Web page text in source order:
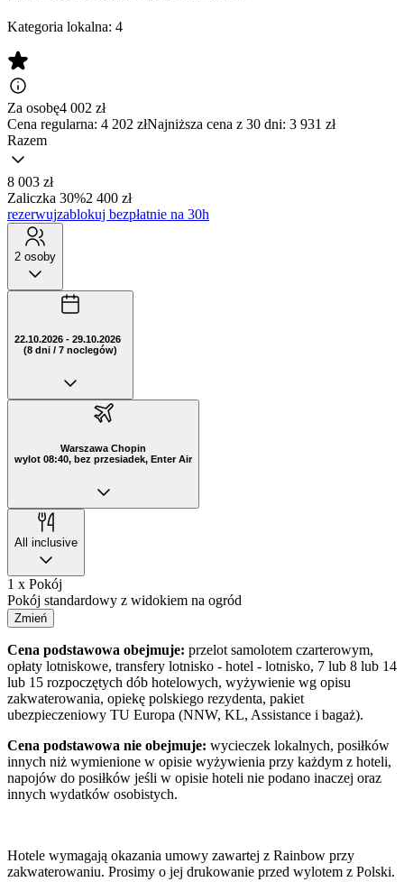
Kategoria lokalna: 4
Za osobę4 002 zł
Cena regularna: 4 202 złNajniższa cena z 30 dni: 3 931 zł
Razem
8 003 zł
Zaliczka 30%2 400 zł
rezerwujzablokuj bezpłatnie na 30h
2 osoby
22.10.2026 - 29.10.2026
(8 dni / 7 noclegów)
Warszawa Chopin
wylot 08:40, bez przesiadek, Enter Air
All inclusive
1 x Pokój
Pokój standardowy z widokiem na ogród
Zmień
Cena podstawowa obejmuje: przelot samolotem czarterowym,
opłaty lotniskowe, transfery lotnisko - hotel - lotnisko, 7 lub 8 lub 14
lub 15 rozpoczętych dób hotelowych, wyżywienie wg opisu
zakwaterowania, opiekę polskiego rezydenta, pakiet
ubezpieczeniowy TU Europa (NNW, KL, Assistance i bagaż).
Cena podstawowa nie obejmuje: wycieczek lokalnych, posiłków
innych niż wymienione w opisie wyżywienia przy każdym z hoteli,
napojów do posiłków jeśli w opisie hoteli nie podano inaczej oraz
innych wydatków osobistych.
Hotele wymagają okazania umowy zawartej z Rainbow przy
zakwaterowaniu. Prosimy o jej drukowanie przed wylotem z Polski.